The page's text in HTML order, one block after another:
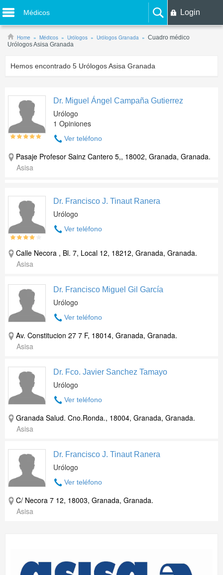
Médicos Login
Home Médicos Urólogos Urólogos Granada
Cuadro médico
Urólogos Asisa Granada
Hemos encontrado 5 Urólogos Asisa Granada
Dr. Miguel Ángel Campaña Gutierrez
Urólogo
1 Opiniones
Ver teléfono
Pasaje Profesor Sainz Cantero 5,, 18002, Granada, Granada.
Asisa
Dr. Francisco J. Tinaut Ranera
Urólogo
Ver teléfono
Calle Necora , Bl. 7, Local 12, 18212, Granada, Granada.
Asisa
Dr. Francisco Miguel Gil García
Urólogo
Ver teléfono
Av. Constitucion 27 7 F, 18014, Granada, Granada.
Asisa
Dr. Fco. Javier Sanchez Tamayo
Urólogo
Ver teléfono
Granada Salud. Cno.Ronda., 18004, Granada, Granada.
Asisa
Dr. Francisco J. Tinaut Ranera
Urólogo
Ver teléfono
C/ Necora 7 12, 18003, Granada, Granada.
Asisa